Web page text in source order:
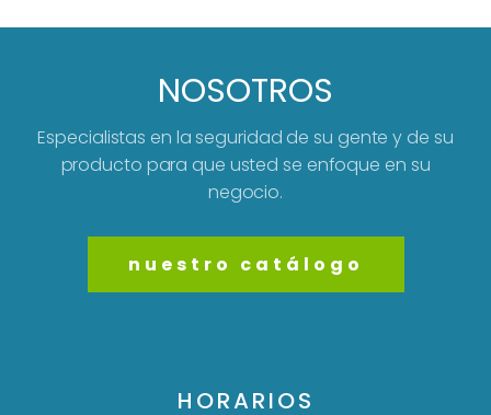
NOSOTROS
Especialistas en la seguridad de su gente y de su
producto para que usted se enfoque en su
negocio.
nuestro catálogo
HORARIOS